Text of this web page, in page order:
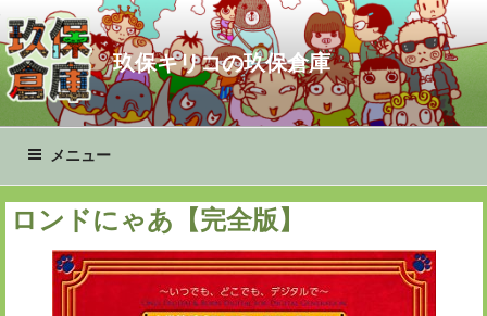
ン
テ
ン
玖保キリコの玖保倉庫
メニュー
ロンドにゃあ【完全版】